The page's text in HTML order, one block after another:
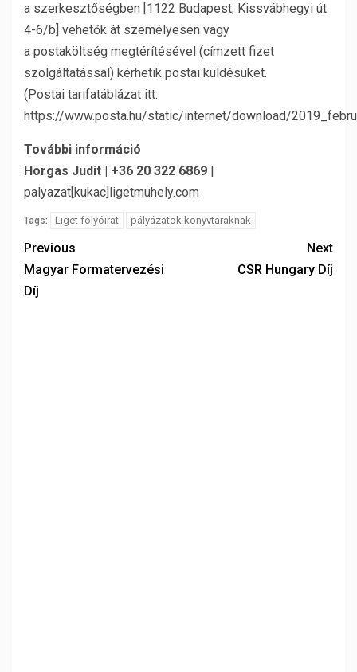
a szerkesztőségben [1122 Budapest, Kissvábhegyi út
4-6/b] vehetők át személyesen vagy
a postaköltség megtérítésével (címzett fizet
szolgáltatással) kérhetik postai küldésüket.
(Postai tarifatáblázat itt:
https://www.posta.hu/static/internet/download/
További információ
Horgas Judit | +36 20 322 6869 |
palyazat[kukac]ligetmuhely.com
Tags: Liget folyóirat pályázatok könyvtáraknak
Previous
Magyar Formatervezési
Díj
Next
CSR Hungary Díj